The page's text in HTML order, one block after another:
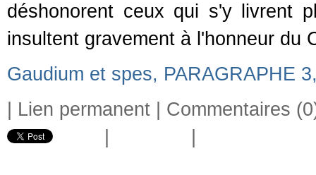
déshonorent ceux qui s'y livrent
insultent gravement à l'honneur du
Gaudium et spes, PARAGRAPHE
Lien permanent
Commentaires